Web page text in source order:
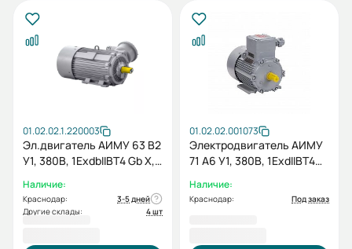
01.02.02.1.220003
Эл.двигатель АИМУ 63 В2
У1, 380В, 1ExdbIIBT4 Gb X,
Наличие:
Краснодар:
3-5 дней
Другие склады:
4 шт
01.02.02.001073
Электродвигатель АИМУ
71 А6 У1, 380В, 1ExdIIBT4
Наличие:
Краснодар: Под заказ